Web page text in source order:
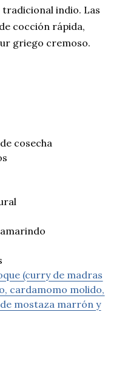
indio. Las
cocción rápida,
griego cremoso.
cosecha
(curry de madras
cardamomo molido,
mostaza marrón y